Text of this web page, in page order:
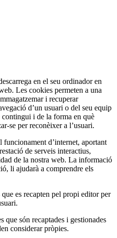
en el seu ordinador en
Les cookies permeten a una
i recuperar
d’un usuari o del seu equip
i de la forma en què
se per reconèixer a l’usuari.
funcionament d’internet, aportant
de serveis interactius,
de la nostra web. La informació
li ajudarà a comprendre els
es recapten pel propi editor per
que són recaptades i gestionades
considerar pròpies.